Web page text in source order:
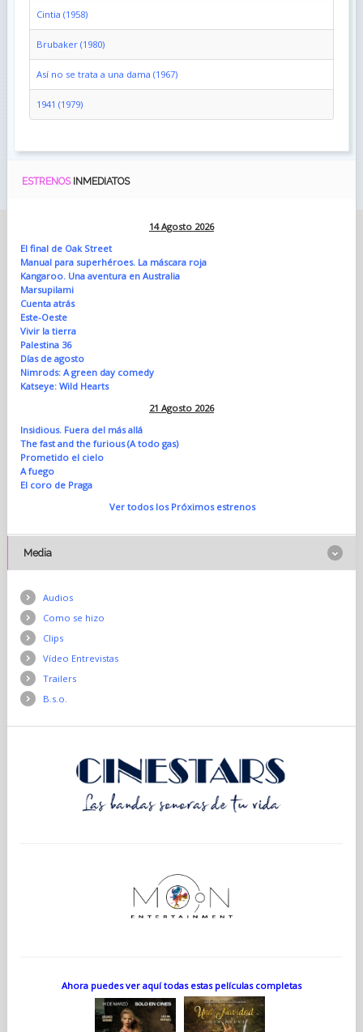
Cintia (1958)
Brubaker (1980)
Así no se trata a una dama (1967)
1941 (1979)
ESTRENOS INMEDIATOS
14 Agosto 2026
El final de Oak Street
Manual para superhéroes. La máscara roja
Kangaroo. Una aventura en Australia
Marsupilami
Cuenta atrás
Este-Oeste
Vivir la tierra
Palestina 36
Días de agosto
Nimrods: A green day comedy
Katseye: Wild Hearts
21 Agosto 2026
Insidious. Fuera del más allá
The fast and the furious (A todo gas)
Prometido el cielo
A fuego
El coro de Praga
Ver todos los Próximos estrenos
Media
Audios
Como se hizo
Clips
Vídeo Entrevistas
Trailers
B.s.o.
Ahora puedes ver aquí todas estas películas completas